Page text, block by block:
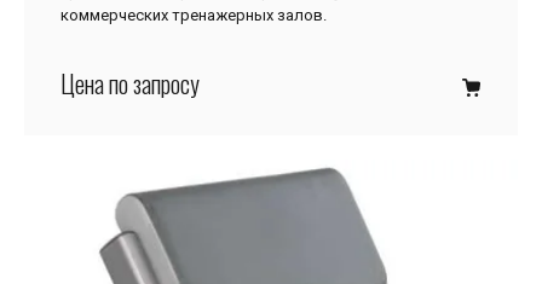
коммерческих тренажерных залов.
Цена по запросу